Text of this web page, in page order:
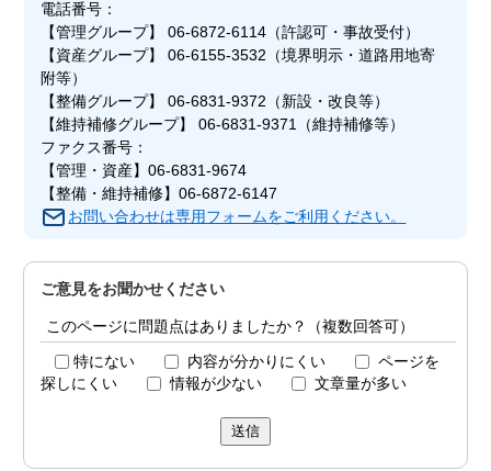
電話番号：
【管理グループ】 06-6872-6114（許認可・事故受付）
【資産グループ】 06-6155-3532（境界明示・道路用地寄
附等）
【整備グループ】 06-6831-9372（新設・改良等）
【維持補修グループ】 06-6831-9371（維持補修等）
ファクス番号：
【管理・資産】06-6831-9674
【整備・維持補修】06-6872-6147
お問い合わせは専用フォームをご利用ください。
ご意見をお聞かせください
このページに問題点はありましたか？（複数回答可）
特にない 内容が分かりにくい
ページを
探しにくい
情報が少ない 文章量が多い
送信